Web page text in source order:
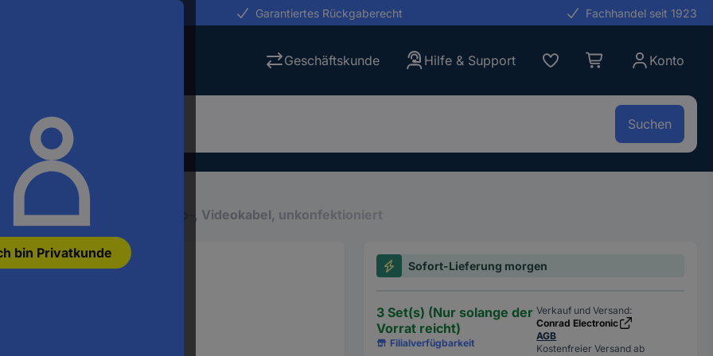
bin Privatkunde
Garantiertes Rückgaberecht Fachhandel seit 1923
Geschäftskunde Hilfe & Support Konto
Suchen
Mehradrige Kabel Audio-, Videokabel, unkonfektioniert
Sofort-Lieferung morgen
3 Set(s) (Nur solange der
Vorrat reicht)
Filialverfügbarkeit
Verkauf und Versand:
Conrad Electronic
AGB
Kostenfreier Versand ab